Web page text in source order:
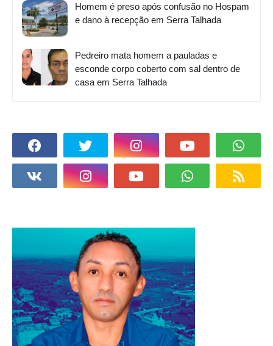
Homem é preso após confusão no Hospam
e dano à recepção em Serra Talhada
Pedreiro mata homem a pauladas e
esconde corpo coberto com sal dentro de
casa em Serra Talhada